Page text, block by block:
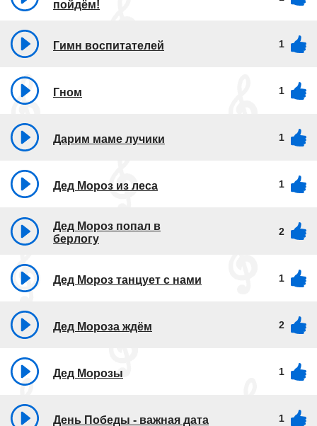
пойдём!
Гимн воспитателей 1
Гном 1
Дарим маме лучики 1
Дед Мороз из леса 1
Дед Мороз попал в
берлогу
2
Дед Мороз танцует с нами 1
Дед Мороза ждём 2
Дед Морозы 1
День Победы - важная дата 1